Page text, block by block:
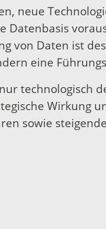
neue
Datenbasis
von Daten ist
eine
technologisch
Wirkung
sowie steigende